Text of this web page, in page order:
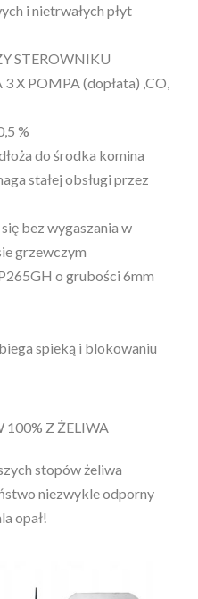
i nietrwałych płyt
STEROWNIKU
X POMPA (dopłata) ,CO,
%
do środka komina
stałej obsługi przez
bez wygaszania w
grzewczym
o grubości 6mm
spieką i blokowaniu
Z ŻELIWA
stopów żeliwa
niezwykle odporny
opał!